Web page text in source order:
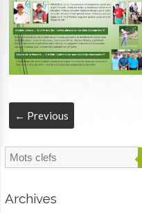
← Previous
Archives